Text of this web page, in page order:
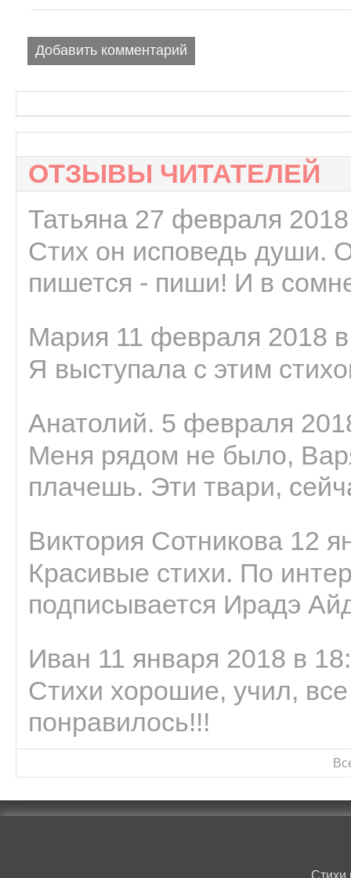
Добавить комментарий
ОТЗЫВЫ ЧИТАТЕЛЕЙ
Татьяна 27 февраля
Стих он исповедь души.
пишется - пиши! И в
Мария 11 февраля 2018
Я выступала с этим
Анатолий. 5 февраля
Меня рядом не было,
плачешь. Эти твари,
Виктория Сотникова 12
Красивые стихи. По
подписывается Ирадэ
Иван 11 января 2018 в
Стихи хорошие, учил,
понравилось!!!
Стихи